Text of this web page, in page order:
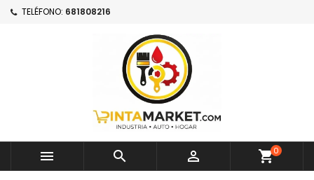
TELÉFONO: 681808216
   0
Crear nueva lista
((confirmMessage))
Nombre de la lista de deseos
Debe iniciar sesión para guardar productos en su
Cancelar Iniciar sesión